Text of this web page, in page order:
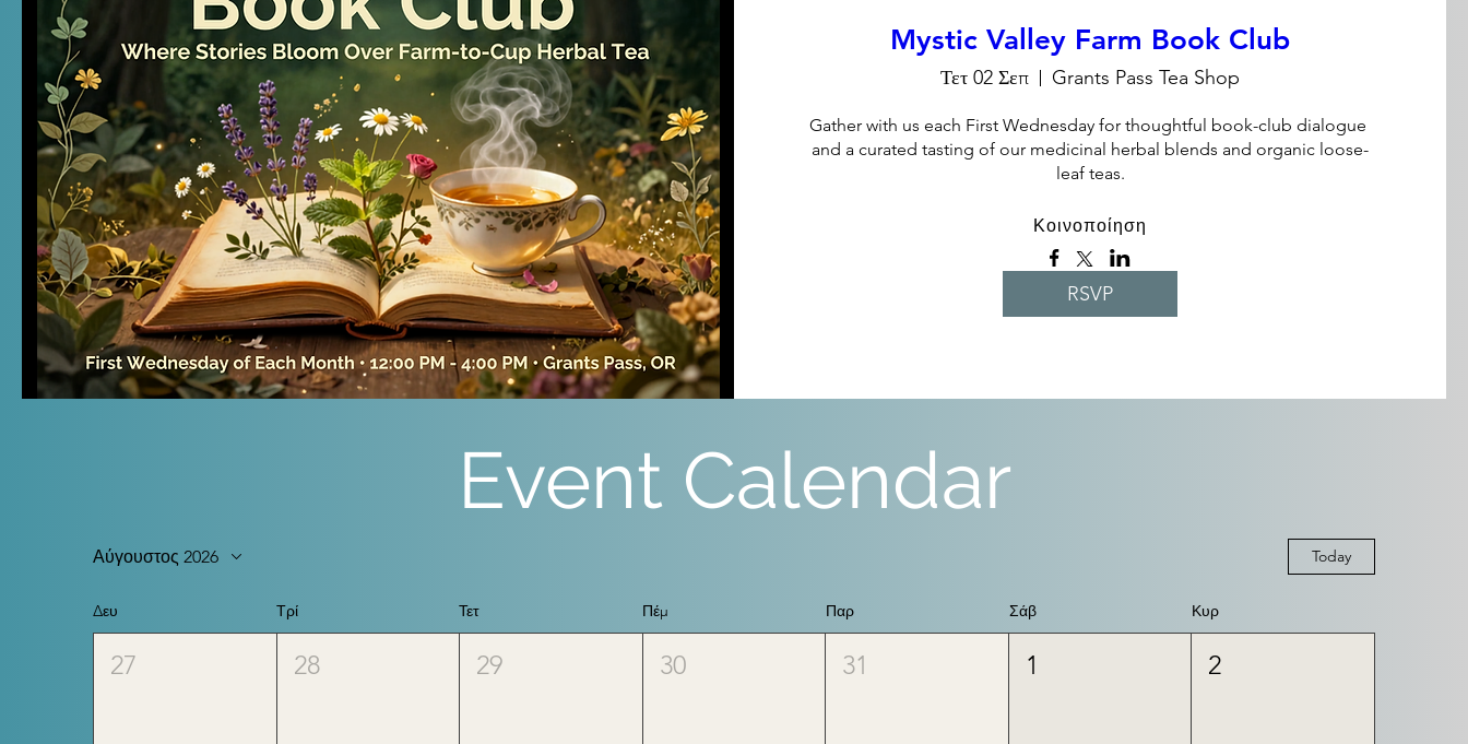
Mystic Valley Farm Book Club
Τετ 02 Σεπ Grants Pass Tea Shop
Gather with us each First Wednesday for thoughtful book-club dialogue
and a curated tasting of our medicinal herbal blends and organic loose-
leaf teas.
Κοινοποίηση
RSVP
Αύγουστος 2026 Today
Δευ Τρί Τετ Πέμ Παρ Σάβ Κυρ
27 28 29 30 31 1 2
Event Calendar